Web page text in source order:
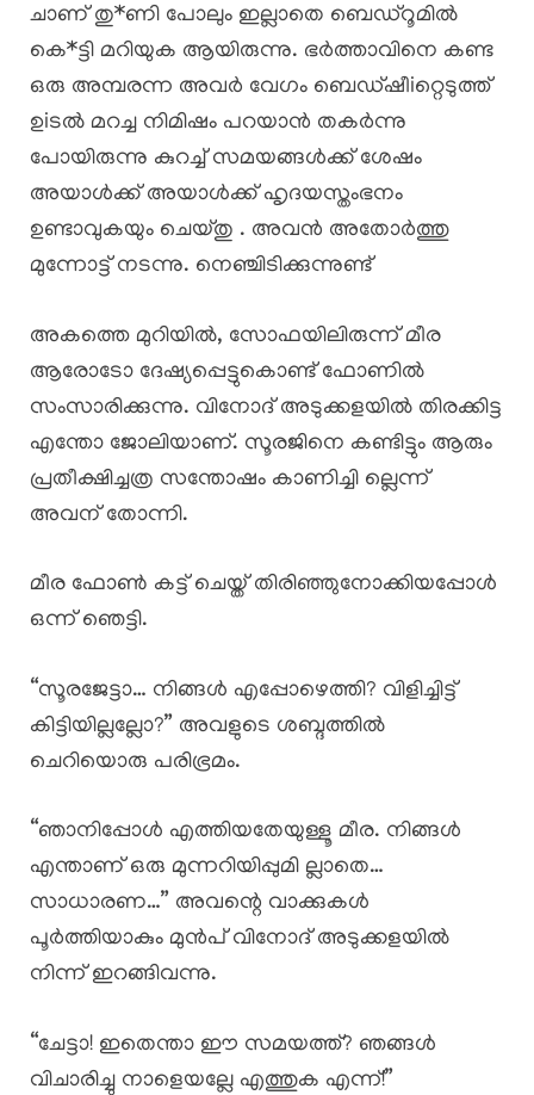
ചാണ് തു*ണി പോലും ഇല്ലാതെ ബെഡ്റൂമിൽ
കെ*ട്ടി മറിയുക ആയിരുന്നു. ഭർത്താവിനെ കണ്ട
ഒരു അമ്പരന്ന അവർ വേഗം ബെഡ്ഷീiറ്റെടുത്ത്
ഉiടൽ മറച്ച നിമിഷം പറയാൻ തകർന്നു
പോയിരുന്നു കുറച്ച് സമയങ്ങൾക്ക് ശേഷം
അയാൾക്ക് അയാൾക്ക് ഹൃദയസ്തംഭനം
ഉണ്ടാവുകയും ചെയ്തു . അവൻ അതോർത്തു
മുന്നോട്ട് നടന്നു. നെഞ്ചിടിക്കുന്നുണ്ട്
അകത്തെ മുറിയിൽ, സോഫയിലിരുന്ന് മീര
ആരോടോ ദേഷ്യപ്പെട്ടുകൊണ്ട് ഫോണിൽ
സംസാരിക്കുന്നു. വിനോദ് അടുക്കളയിൽ തിരക്കിട്ട
എന്തോ ജോലിയാണ്. സൂരജിനെ കണ്ടിട്ടും ആരും
പ്രതീക്ഷിച്ചത്ര സന്തോഷം കാണിച്ചി ല്ലെന്ന്
അവന് തോന്നി.
മീര ഫോൺ കട്ട് ചെയ്ത് തിരിഞ്ഞുനോക്കിയപ്പോൾ
ഒന്ന് ഞെട്ടി.
“സൂരജേട്ടാ… നിങ്ങൾ എപ്പോഴെത്തി? വിളിച്ചിട്ട്
കിട്ടിയില്ലല്ലോ?” അവളുടെ ശബ്ദത്തിൽ
ചെറിയൊരു പരിഭ്രമം.
“ഞാനിപ്പോൾ എത്തിയതേയുള്ളൂ മീര. നിങ്ങൾ
എന്താണ് ഒരു മുന്നറിയിപ്പുമി ല്ലാതെ…
സാധാരണ…” അവന്റെ വാക്കുകൾ
പൂർത്തിയാകും മുൻപ് വിനോദ് അടുക്കളയിൽ
നിന്ന് ഇറങ്ങിവന്നു.
“ചേട്ടാ! ഇതെന്താ ഈ സമയത്ത്? ഞങ്ങൾ
വിചാരിച്ചു നാളെയല്ലേ എത്തുക എന്ന്!”